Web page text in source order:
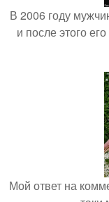
В 2006 году
и после этого
Мой ответ на